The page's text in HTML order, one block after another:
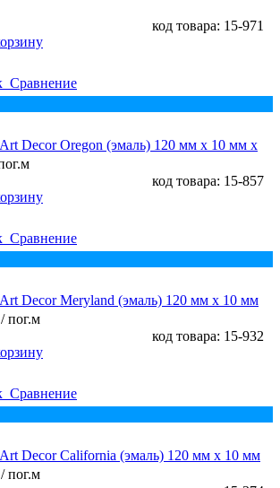
код товара: 15-971
Сравнение
Decor Oregon (эмаль) 120 мм х 10 мм х
код товара: 15-857
Сравнение
Decor Meryland (эмаль) 120 мм х 10 мм
/ пог.м
код товара: 15-932
Сравнение
Decor California (эмаль) 120 мм х 10 мм
/ пог.м